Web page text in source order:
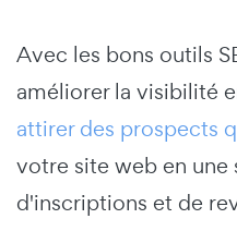
Avec les bons outils
améliorer la visibilité
attirer des prospects
votre site web en une
d'inscriptions et de